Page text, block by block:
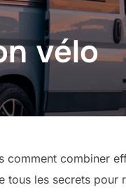
vélo
comment combiner
les secrets pour